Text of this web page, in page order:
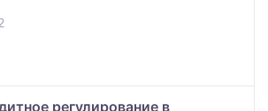
регулирование в